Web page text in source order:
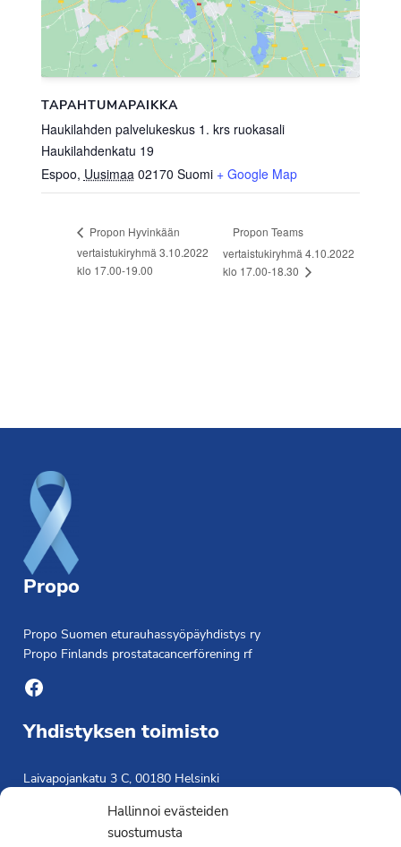
Hallinnoi evästeiden
suostumusta
TAPAHTUMAPAIKKA
Haukilahden palvelukeskus 1. krs ruokasali
Haukilahdenkatu 19
Espoo, Uusimaa 02170 Suomi + Google Map
Propon Hyvinkään
vertaistukiryhmä 3.10.2022
klo 17.00-19.00
Propon Teams
vertaistukiryhmä 4.10.2022
klo 17.00-18.30
Propo
Propo Suomen eturauhassyöpäyhdistys ry
Propo Finlands prostatacancerförening rf
Facebook
Yhdistyksen toimisto
Laivapojankatu 3 C, 00180 Helsinki
Saavutettavuusseloste »
Toiminnanjohtaja